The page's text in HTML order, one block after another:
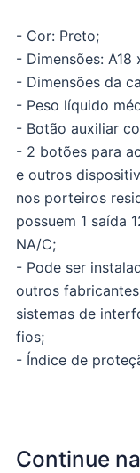
- Cor: Preto;
- Dimensões: A18
- Dimensões da
- Peso líquido
- Botão auxiliar
- 2 botões para
e outros
nos porteiros
possuem 1 saída
NA/C;
- Pode ser
outros
sistemas de
fios;
- Índice de
Continue